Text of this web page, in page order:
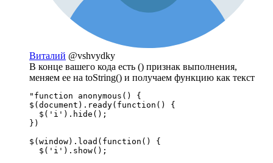
Виталий @vshvydky
В конце вашего кода есть () признак выполнения,
меняем ее на toString() и получаем функцию как текст
"function anonymous() {
$(document).ready(function() {
  $('i').hide();
})
$(window).load(function() {
  $('i').show();